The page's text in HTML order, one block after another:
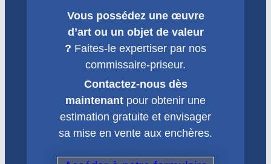
Vous possédez une œuvre
d’art ou un objet de valeur
? Faites-le expertiser par nos
commissaire-priseur.
Contactez-nous dès
maintenant pour obtenir une
estimation gratuite et envisager
sa mise en vente aux enchères.